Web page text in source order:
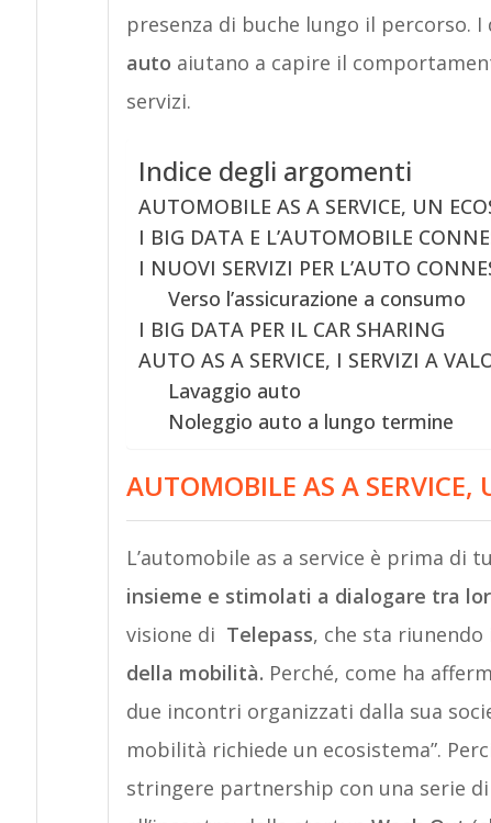
presenza di buche lungo il percorso.
auto aiutano a capire il
servizi.
Indice degli argomenti
AUTOMOBILE AS A SERVICE, UN
I BIG DATA E L’AUTOMOBILE
I NUOVI SERVIZI PER L’AUTO
Verso l’assicurazione a consumo
I BIG DATA PER IL CAR SHARING
AUTO AS A SERVICE, I SERVIZI A
Lavaggio auto
Noleggio auto a lungo termine
AUTOMOBILE AS A SERVICE,
L’automobile as a service è prima di
insieme e stimolati a dialogare tra
visione di Telepass, che sta
della mobilità. Perché, come ha
due incontri organizzati dalla sua
mobilità richiede un ecosistema”.
stringere partnership con una serie di